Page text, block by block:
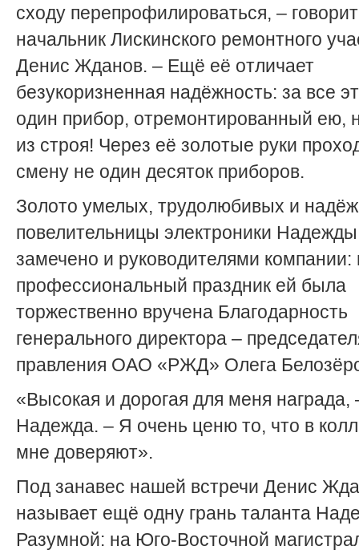
сходу перепрофилироваться, –
начальник Лискинского ремонтного
Денис Жданов. – Ещё её отличает
безукоризненная надёжность: за все
один прибор, отремонтированный ею,
из строя! Через её золотые руки
смену не один десяток приборов.
Золото умелых, трудолюбивых и
повелительницы электроники
замечено и руководителями компании:
профессиональный праздник ей была
торжественно вручена Благодарность
генерального директора –
правления ОАО «РЖД» Олега
«Высокая и дорогая для меня награда,
Надежда. – Я очень ценю то, что в
мне доверяют».
Под занавес нашей встречи Денис
называет ещё одну грань таланта
Разумной: на Юго-Восточной